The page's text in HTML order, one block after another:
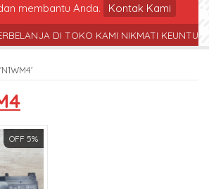
membantu Anda.
Kontak Kami
DI TOKO KAMI NIKMATI
OFF 5%